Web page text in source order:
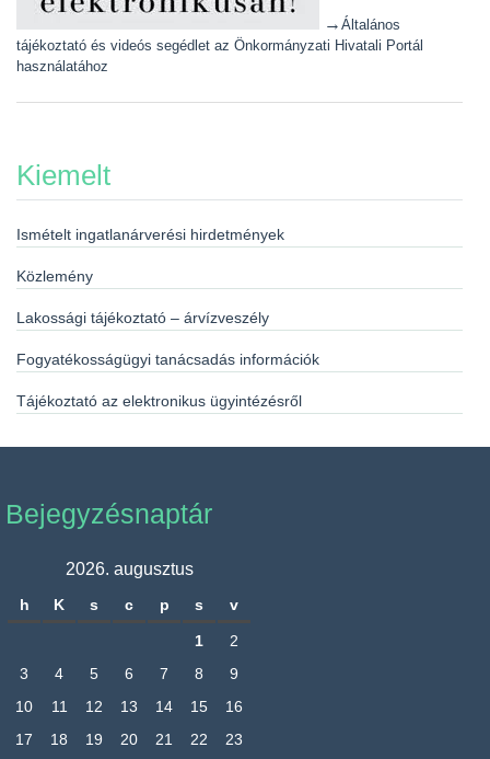
→ Általános
tájékoztató és videós segédlet az Önkormányzati Hivatali Portál
használatához
Kiemelt
Ismételt ingatlanárverési hirdetmények
Közlemény
Lakossági tájékoztató – árvízveszély
Fogyatékosságügyi tanácsadás információk
Tájékoztató az elektronikus ügyintézésről
Bejegyzésnaptár
2026. augusztus
h K s c p s v
1
2
3
4 5 6 7 8
9
10
11 12 13 14 15
16
17
18 19 20 21 22
23